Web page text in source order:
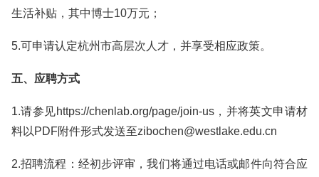
生活补贴，其中博士10万元；
5.可申请认定杭州市高层次人才，并享受相应政策。
五、应聘方式
1.请参见https://chenlab.org/page/join-us，并将英文申请材
料以PDF附件形式发送至zibochen@westlake.edu.cn
2.招聘流程：经初步评审，我们将通过电话或邮件向符合应